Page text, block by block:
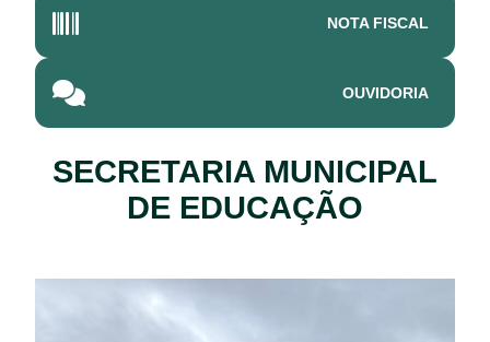
NOTA FISCAL
OUVIDORIA
SECRETARIA MUNICIPAL
DE EDUCAÇÃO